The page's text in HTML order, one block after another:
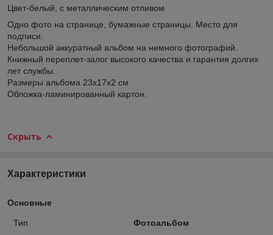
Цвет-белый, с металлическим отливом
Одно фото на странице, бумажные страницы. Место для
подписи.
Небольшой аккуратный альбом на немного фотографий.
Книжный переплет-залог высокого качества и гарантия долгих
лет службы.
Размеры альбома 23х17х2 см
Обложка-ламинированный картон.
Скрыть
Характеристики
Основные
Тип
Фотоальбом